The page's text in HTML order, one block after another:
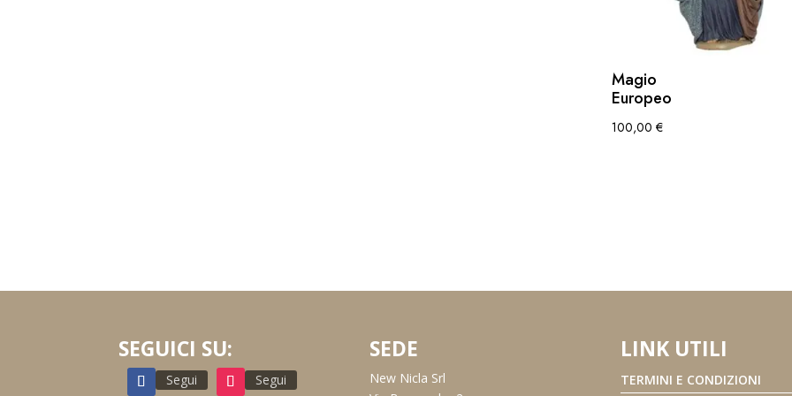
Magio
Europeo
100,00€
SEGUICI SU:
Segui Segui
SEDE
New Nicla Srl
LINK UTILI
TERMINI E CONDIZIONI